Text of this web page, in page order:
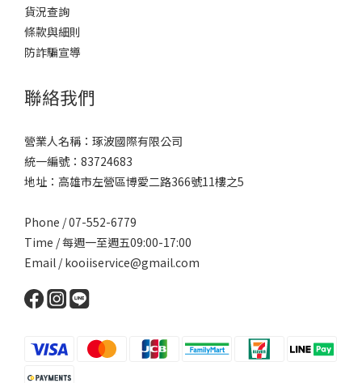
貨況查詢
條款與細則
防詐騙宣導
聯絡我們
營業人名稱：琢波國際有限公司
統一編號：83724683
地址：高雄市左營區博愛二路366號11樓之5
Phone / 07-552-6779
Time / 每週一至週五09:00-17:00
Email /kooiiservice@gmail.com